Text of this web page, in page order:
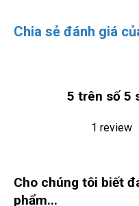
Chia sẻ đánh giá
5 trên số 5
1 review
Cho chúng tôi biết
phẩm...